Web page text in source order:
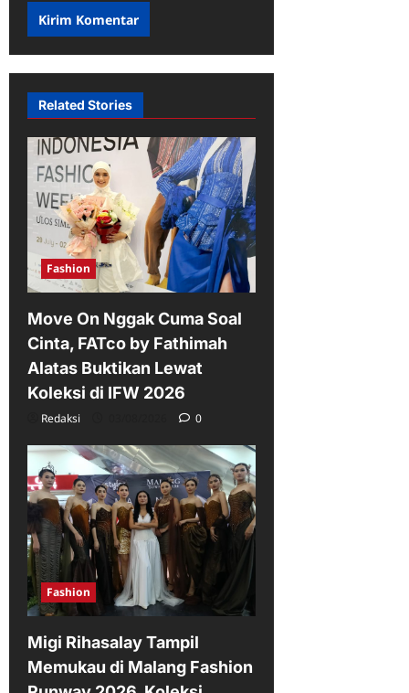
Related Stories
Fashion
Move On Nggak Cuma Soal
Cinta, FATco by Fathimah
Alatas Buktikan Lewat
Koleksi di IFW 2026
Redaksi 0
Fashion
Migi Rihasalay Tampil
Memukau di Malang Fashion